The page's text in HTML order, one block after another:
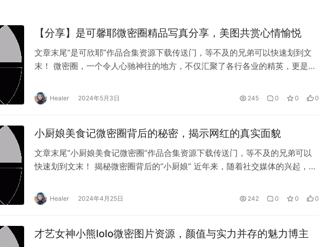
人的表现方式不同，有些人直接通过萌态来吸引注意，而有些人则是间接的。不知道
喜欢，小编就都喜欢哈哈。
【分享】是可馨耶微密圈精品写真分享，美图共赏心情愉悦
文章末尾”是可欣耶”作品合集资源下载传送门，等不及的兄弟可以快速划到文
末！ 微密圈，一个令人心驰神往的地方，不仅汇聚了各行各业的精英，更是美
滴，见证彼此的成长与进步。今天，我带着您一同走进微密圈的精品写真世
界，让我们共同领略美图带来的愉悦与感动。 微密圈的精品写真不仅是…
Healer 2024年5月3日 245 0 0 0
小厨娘美食记微密圈背后的秘密，揭示网红的真实面貌
文章末尾”小厨娘美食记微密圈”作品合集资源下载传送门，等不及的兄弟可以
快速划到文末！ 揭秘微密圈背后的“小厨娘” 近年来，随着社交媒体的兴起，网
目，他们以精美的照片和视频，吸引了大量的粉丝和关注。而在这个庞大的群
体中，小厨娘无疑是一个耀眼的存在。 小厨娘，以其精湛的烹…
Healer 2024年4月25日 242 0 0 0
才艺女神小熊lolo微密图片资源，颜值与实力并存的魅力博主